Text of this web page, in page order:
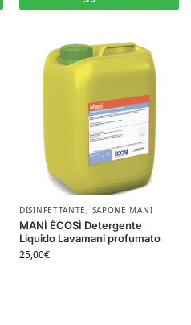
DISINFETTANTE, SAPONE MANI
MANÌ ÈCOSÌ Detergente
Liquido Lavamani profumato
25,00€